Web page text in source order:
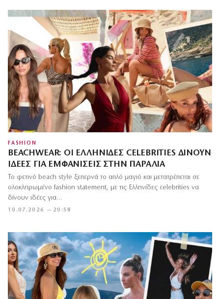
FASHION
BEACHWEAR: ΟΙ ΕΛΛΗΝΊΔΕΣ CELEBRITIES ΔΊΝΟΥΝ
ΙΔΈΕΣ ΓΙΑ ΕΜΦΑΝΊΣΕΙΣ ΣΤΗΝ ΠΑΡΑΛΊΑ
10.07.2026 — 20:58
Το φετινό beach style ξεπερνά το απλό μαγιό και μετατρέπεται σε
ολοκληρωμένο fashion statement, με τις Ελληνίδες celebrities να
δίνουν ιδέες για…